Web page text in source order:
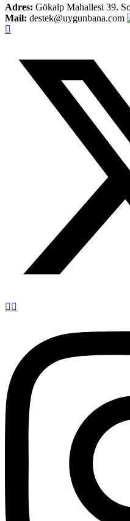
Adres: Gökalp Mahallesi 39.
Mail: destek@uygunbana.com